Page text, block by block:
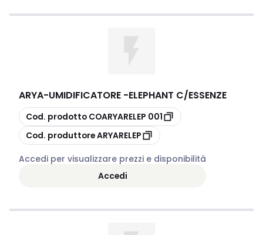
ARYA-UMIDIFICATORE -ELEPHANT C/ESSENZE
copia
Cod. prodotto
COARYARELEP 001
copia
Cod. produttoreARYARELEP
Accedi per visualizzare prezzi e disponibilità
Accedi